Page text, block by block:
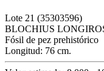
Lote 21 (35303596)
BLOCHIUS
Fósil de pez prehistórico
Longitud: 76 cm.